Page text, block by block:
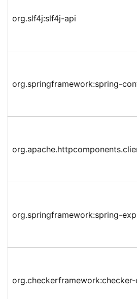
org.slf4j:slf4j-api
org.springframework:spring-
org.springframework:spring-
org.checkerframework:checker-